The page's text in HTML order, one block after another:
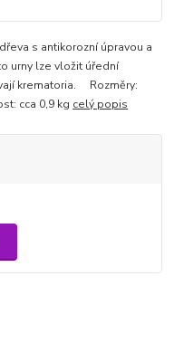
s antikorozní úpravou a
urny lze vložit úřední
krematoria. Rozměry:
cca 0,9 kg celý popis